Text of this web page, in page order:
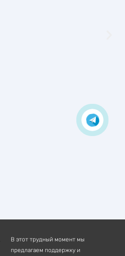
В этот трудный момент мы
предлагаем поддержку и